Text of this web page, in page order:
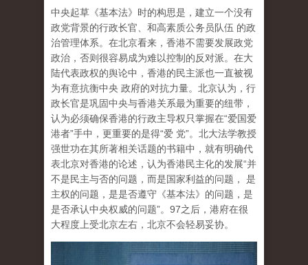
中央起草《基本法》时的构思是，建立一个没有
政党背景的行政长官、和高素质公务员队伍 的政
治管理体系。在北京看来，香港不需要发展政党
政治，否则很容易成为难以控制的反对派。在大
陆代表政权的舆论中，香港的民主派也一直被视
为有意抗衡中央 政府的对抗力量。北京认为，行
政长官是巩固中央与香港关系最为重要的纽带，
认为必须确保香港的行政主导权只掌握在“爱国爱
港者”手中，更重要的是得“爱 党”。北大法学教授
强世功在其所著相关话题的书籍中，就有明确代
表北京对香港的论述，认为香港民主化的发展“并
不是民主与否的问题，而是国家利益的问题， 是
主权的问题，是是否遵守《基本法》的问题，是
是否承认中央权威的问题”。97之后，港府在很
大程度上受北京左右，北京不会轻易妥协。